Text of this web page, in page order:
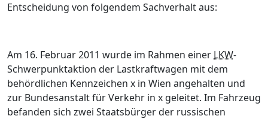
Entscheidung von folgendem Sachverhalt aus:
Am 16. Februar 2011 wurde im Rahmen einer LKW-
Schwerpunktaktion der Lastkraftwagen mit dem
behördlichen Kennzeichen x in Wien angehalten und
zur Bundesanstalt für Verkehr in x geleitet. Im Fahrzeug
befanden sich zwei Staatsbürger der russischen